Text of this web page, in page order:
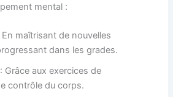
mental :
maîtrisant de nouvelles
dans les grades.
Grâce aux exercices de
contrôle du corps.